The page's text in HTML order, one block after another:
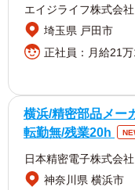
エイジライフ株式会社
埼玉県 戸田市
正社員：月給21
横浜/精密部品メー
転勤無/残業20h
日本精密電子株式会社
神奈川県 横浜市